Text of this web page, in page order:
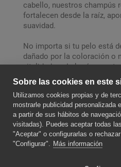
cabello, nuestros champús
fortalecen desde la raíz,
suavidad.
No importa si tu pelo está
dañado por la coloración o
vitalidad: en Lakmé
profesional que encaje para
SOBRE NOSOTROS
CONTACTE CON
Sobre las cookies en este
Utilizamos cookies propias y de
mostrarle publicidad personalizada
a partir de sus hábitos de
visitadas). Puedes aceptar todas
"Aceptar" o configurarlas o
"Configurar". Más información